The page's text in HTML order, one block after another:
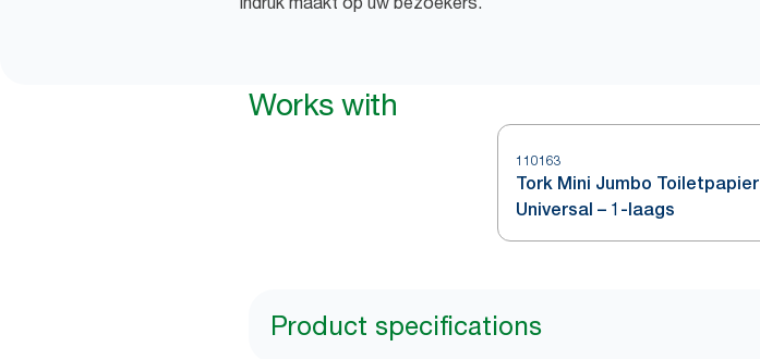
Works with
110163
Tork Mini Jumbo Toiletpapier
Universal – 1-laags
Product specifications